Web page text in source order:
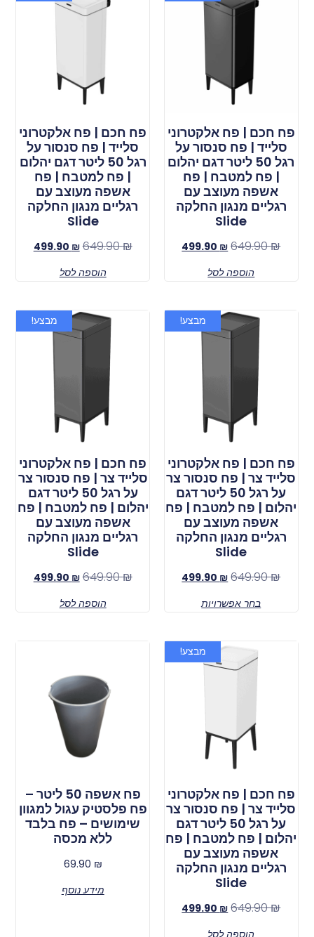
פח חכם | פח אלקטרוני
סלייד | פח סנסור על
רגל 50 ליטר דגם יהלום
| פח למטבח | פח
אשפה מעוצב עם
רגליים מנגון החלקה
Slide
649.90₪
499.90 ₪
הוספה לסל
פח חכם | פח אלקטרוני
סלייד | פח סנסור על
רגל 50 ליטר דגם יהלום
| פח למטבח | פח
אשפה מעוצב עם
רגליים מנגון החלקה
Slide
649.90₪
499.90 ₪
הוספה לסל
מבצע!
פח חכם | פח אלקטרוני
סלייד צר | פח סנסור צר
על רגל 50 ליטר דגם
יהלום | פח למטבח | פח
אשפה מעוצב עם
רגליים מנגון החלקה
Slide
649.90₪
499.90 ₪
בחר אפשרויות
מבצע!
פח חכם | פח אלקטרוני
סלייד צר | פח סנסור צר
על רגל 50 ליטר דגם
יהלום | פח למטבח | פח
אשפה מעוצב עם
רגליים מנגון החלקה
Slide
649.90₪
499.90 ₪
הוספה לסל
מבצע!
פח חכם | פח אלקטרוני
סלייד צר | פח סנסור צר
על רגל 50 ליטר דגם
יהלום | פח למטבח | פח
אשפה מעוצב עם
רגליים מנגון החלקה
Slide
649.90₪
499.90 ₪
הוספה לסל
פח אשפה 50 ליטר –
פח פלסטיק עגול למגוון
שימושים – פח בלבד
ללא מכסה
69.90 ₪
מידע נוסף